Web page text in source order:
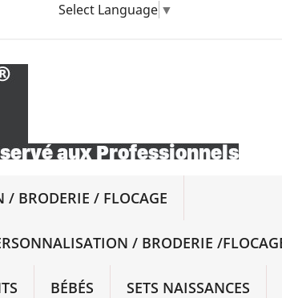
Select Language ▼
/ BRODERIE / FLOCAGE
/ BRODERIE /
BÉBÉS SETS NAISSANCES